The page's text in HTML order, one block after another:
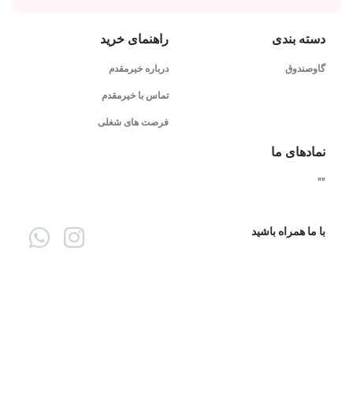
دسته بندی
گاوصندوق
راهنمای خرید
درباره خیرمقدم
تماس با خیرمقدم
فرصت های شغلی
نمادهای ما
"
"
با ما همراه باشید